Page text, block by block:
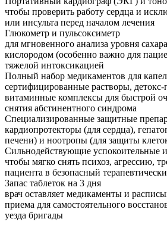
чтобы проверить работу сердца и
или инсульта перед началом лечения
Глюкометр и пульсоксиметр
для мгновенного анализа уровня
кислородом (особенно важно для
тяжелой интоксикацией
Полный набор медикаментов для
сертифицированные растворы, детокс-
витаминные комплексы для быстрой
снятия абстинентного синдрома
Специализированные защитные
кардиопротекторы (для сердца),
печени) и ноотропы (для защиты
Сильнодействующие успокоительные
чтобы мягко снять психоз, агрессию,
пациента в безопасный
Запас таблеток на 3 дня
врач оставляет медикаменты и
приема для самостоятельного
уезда бригады